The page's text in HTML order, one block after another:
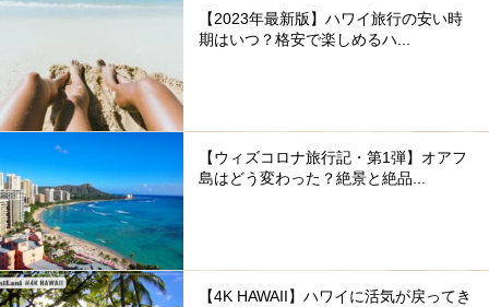
【2023年最新版】ハワイ旅行の安い時
期はいつ？格安で楽しめるハ...
【ウィズコロナ旅行記・第1弾】オアフ
島はどう変わった？絶景と絶品...
【4K HAWAII】ハワイに活気が戻ってき